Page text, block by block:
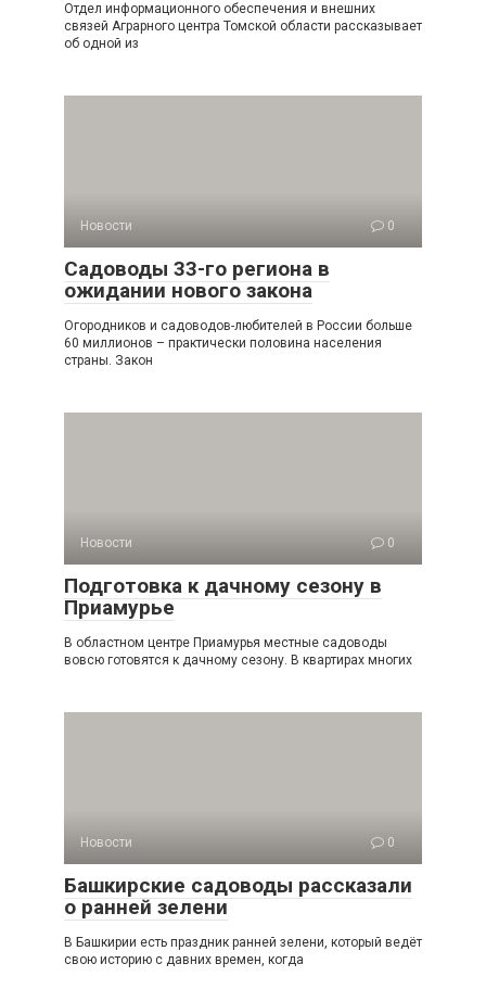
Отдел информационного обеспечения и внешних
связей Аграрного центра Томской области рассказывает
об одной из
Новости 0
Садоводы 33-го региона в
ожидании нового закона
Огородников и садоводов-любителей в России больше
60 миллионов – практически половина населения
страны. Закон
Новости 0
Подготовка к дачному сезону в
Приамурье
В областном центре Приамурья местные садоводы
вовсю готовятся к дачному сезону. В квартирах многих
Новости 0
Башкирские садоводы рассказали
о ранней зелени
В Башкирии есть праздник ранней зелени, который ведёт
свою историю с давних времен, когда